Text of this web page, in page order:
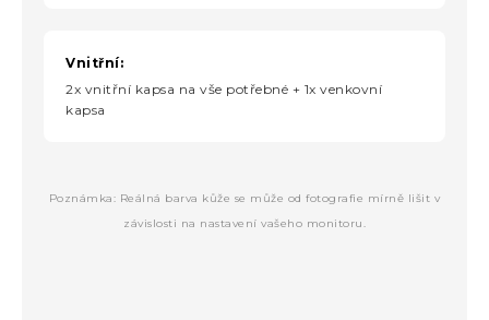
Vnitřní:
2x vnitřní kapsa na vše potřebné + 1x venkovní
kapsa
Poznámka: Reálná barva kůže se může od fotografie mírně lišit v
závislosti na nastavení vašeho monitoru.